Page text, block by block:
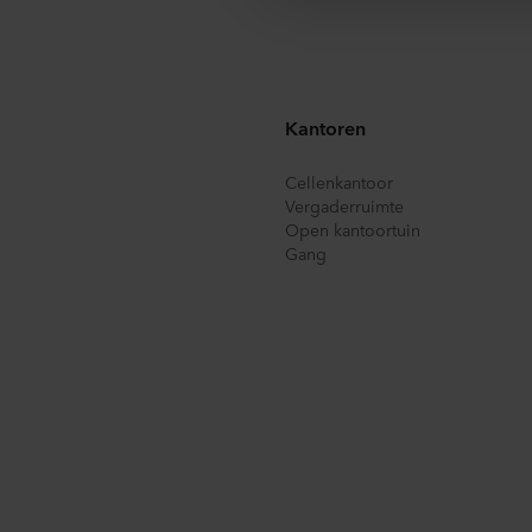
cookiemelding die u te zien
U kunt uw toestemming op
Over ons gebruik van
Kantoren
Cellenkantoor
Vergaderruimte
Open kantoortuin
Gang